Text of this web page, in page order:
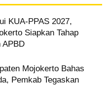
KUA-PPAS 2027,
Siapkan Tahap
APBD
Mojokerto Bahas
Pemkab Tegaskan